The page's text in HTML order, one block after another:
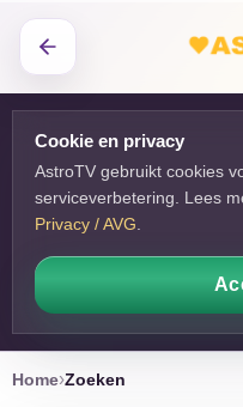
Cookie en privacy
AstroTV gebruikt cookies
serviceverbetering. Lees
Privacy / AVG
Home Zoeken